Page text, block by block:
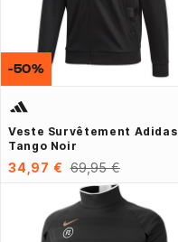
Veste Survêtement Adidas
Tango Noir
34,97 € 69,95 €
-50%